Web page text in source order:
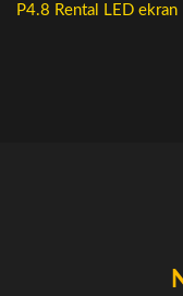
P4.8 Rental LED ekran